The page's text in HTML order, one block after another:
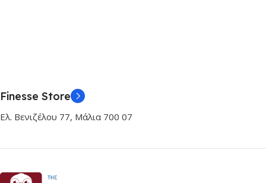
Finesse Store
Ελ. Βενιζέλου 77, Μάλια 700 07